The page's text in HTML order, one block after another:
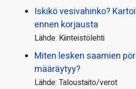
Iskikö vesivahinko?
ennen korjausta
Lähde: Kiinteistölehti
Miten lesken saamien
määräytyy?
Lähde: Taloustaito/verot